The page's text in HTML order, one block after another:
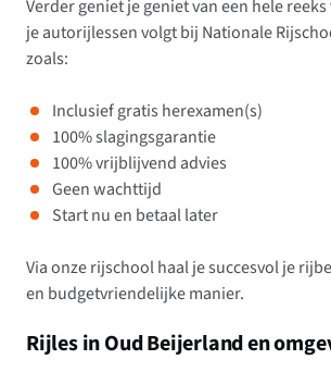
Verder geniet je geniet van een hele
je autorijlessen volgt bij Nationale
zoals:
Inclusief gratis herexamen(s)
100% slagingsgarantie
100% vrijblijvend advies
Geen wachttijd
Start nu en betaal later
Via onze rijschool haal je succesvol je
en budgetvriendelijke manier.
Rijles in Oud Beijerland en